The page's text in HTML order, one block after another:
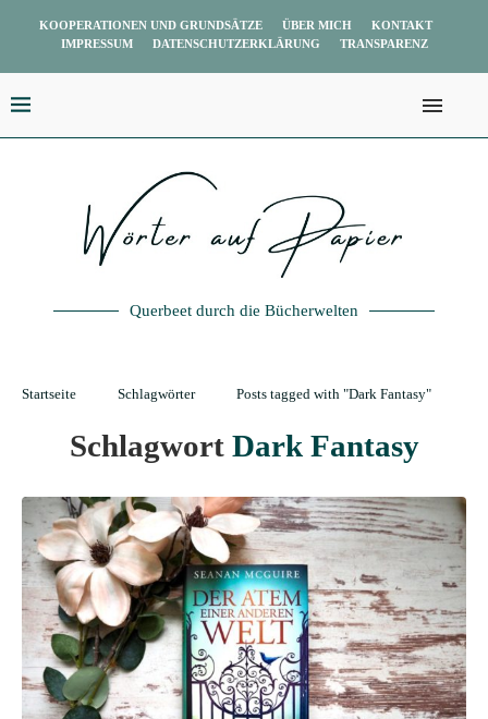
KOOPERATIONEN UND GRUNDSÄTZE ÜBER MICH
KONTAKT
IMPRESSUM
DATENSCHUTZERKLÄRUNG TRANSPARENZ
Querbeet durch die Bücherwelten
Startseite Schlagwörter Posts tagged with "Dark Fantasy"
Schlagwort Dark Fantasy